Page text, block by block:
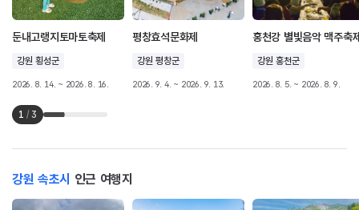
둔내고랭지토마토축제
강원 횡성군
2026. 8. 14. ~ 2026. 8. 16.
평창효석문화제
강원 평창군
2026. 9. 4. ~ 2026. 9. 13.
홍천강 별빛음악 맥주축
강원 홍천군
2026. 8. 5. ~ 2026. 8. 9.
1 / 3
강원 속초시 인근 여행지